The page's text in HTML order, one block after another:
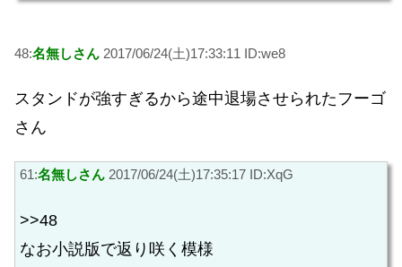
48:名無しさん 2017/06/24(土)17:33:11 ID:we8
スタンドが強すぎるから途中退場させられたフーゴ
さん
61:名無しさん 2017/06/24(土)17:35:17 ID:XqG
>>48
なお小説版で返り咲く模様